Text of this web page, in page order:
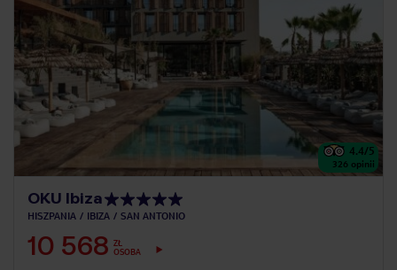
4.4/5
326 opinii
OKU Ibiza
HISZPANIA IBIZA SAN ANTONIO
10 568 ZŁ
OSOBA